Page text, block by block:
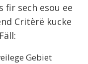
fir sech esou ee
Critèrë kucke
Gebiet